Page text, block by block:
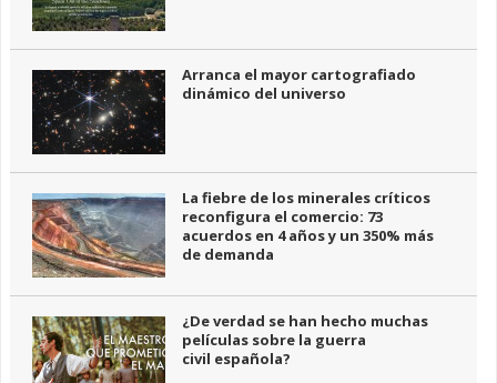
Arranca el mayor cartografiado
dinámico del universo
La fiebre de los minerales críticos
reconfigura el comercio: 73
acuerdos en 4 años y un 350% más
de demanda
¿De verdad se han hecho muchas
películas sobre la guerra
civil española?